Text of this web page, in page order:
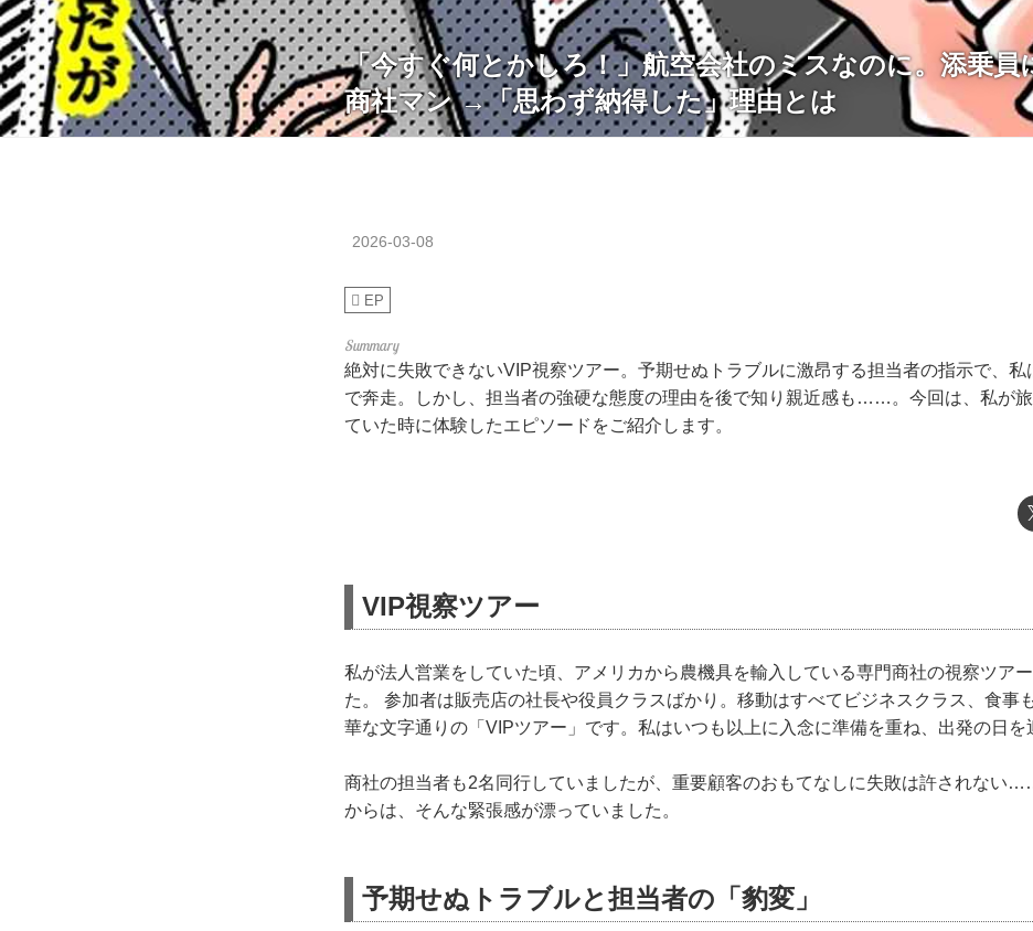
「今すぐ何とかしろ！」航空会社のミスなのに。添乗員
商社マン →「思わず納得した」理由とは
2026-03-08
EP
絶対に失敗できないVIP視察ツアー。予期せぬトラブルに激昂する担当者の指示で、私
で奔走。しかし、担当者の強硬な態度の理由を後で知り親近感も……。今回は、私が
ていた時に体験したエピソードをご紹介します。
VIP視察ツアー
私が法人営業をしていた頃、アメリカから農機具を輸入している専門商社の視察ツア
た。 参加者は販売店の社長や役員クラスばかり。移動はすべてビジネスクラス、食事
華な文字通りの「VIPツアー」です。私はいつも以上に入念に準備を重ね、出発の日を
商社の担当者も2名同行していましたが、重要顧客のおもてなしに失敗は許されない
からは、そんな緊張感が漂っていました。
予期せぬトラブルと担当者の「豹変」